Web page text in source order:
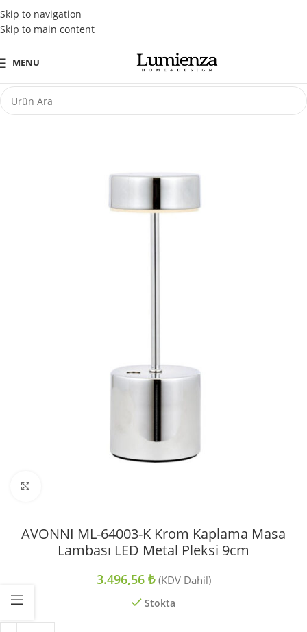
Skip to navigation
Skip to main content
Tüm Kredi Kartlarına Peşin Fiyatına 3 Taksit Fırsatı
MENU
AVONNI ML-64003-K Krom Kaplama Masa
Lambası LED Metal Pleksi 9cm
3.496,56 ₺ (KDV Dahil)
Stokta